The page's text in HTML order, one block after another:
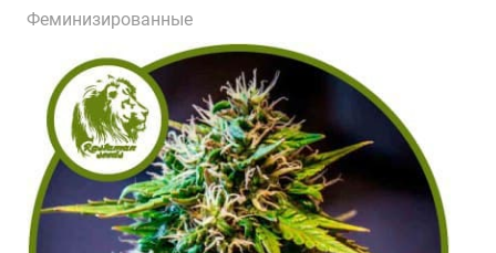
Феминизированные